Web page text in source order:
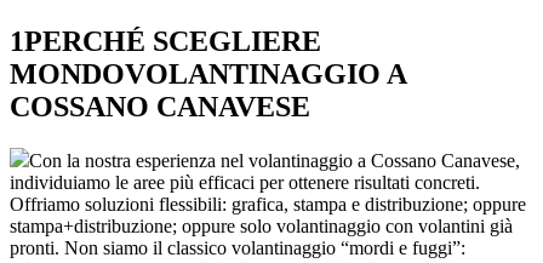
1PERCHÉ SCEGLIERE
MONDOVOLANTINAGGIO A
COSSANO CANAVESE
Con la nostra esperienza nel volantinaggio a Cossano Canavese,
individuiamo le aree più efficaci per ottenere risultati concreti.
Offriamo soluzioni flessibili: grafica, stampa e distribuzione; oppure
stampa+distribuzione; oppure solo volantinaggio con volantini già
pronti. Non siamo il classico volantinaggio “mordi e fuggi”: